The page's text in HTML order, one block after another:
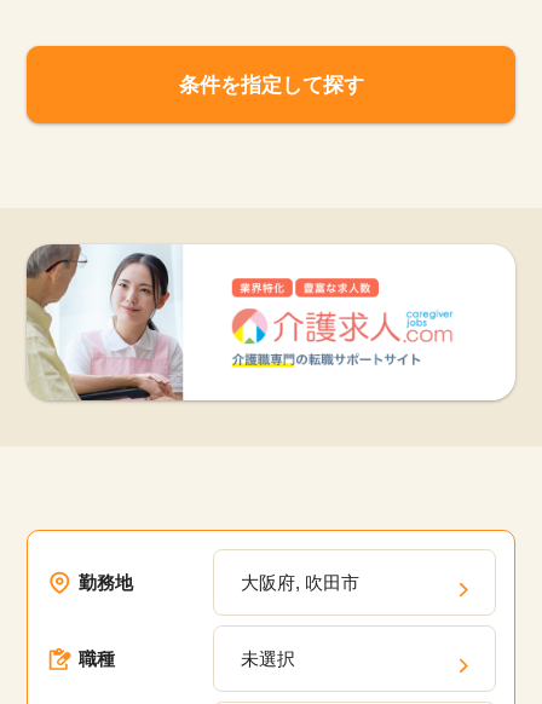
条件を指定して探す
勤務地 大阪府, 吹田市
職種 未選択